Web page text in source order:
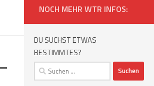
NOCH MEHR WTR INFOS:
DU SUCHST ETWAS
BESTIMMTES?
Suchen
nach: